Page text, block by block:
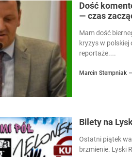
Dość
— czas
Mam dość
kryzys w
reportaże....
Marcin Stempniak
Bilety na
Ostatni piątek
brzmienie. Lyski